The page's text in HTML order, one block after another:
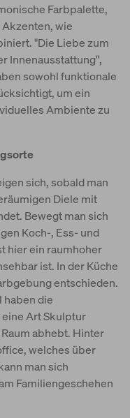
Farbpalette,
wie
"Die Liebe zum
Innenausstattung",
sowohl funktionale
um ein
Ambiente zu
sich, sobald man
Diele mit
Bewegt man sich
Koch-, Ess- und
hier ein raumhoher
ist. In der Küche
entschieden.
haben die
Art Skulptur
abhebt. Hinter
welches über
man sich
Familiengeschehen